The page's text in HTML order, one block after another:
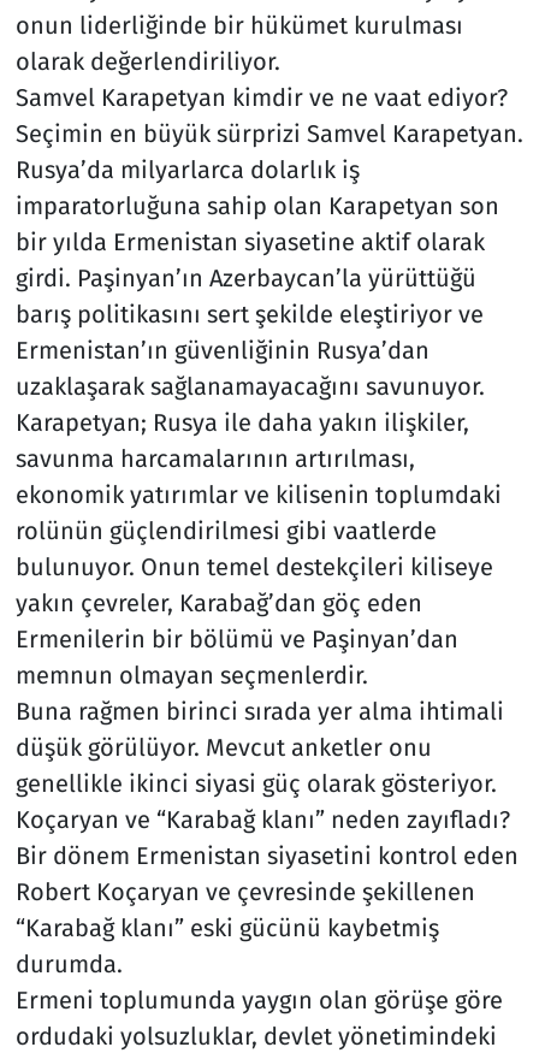
onun liderliğinde bir hükümet kurulması
olarak değerlendiriliyor.
Samvel Karapetyan kimdir ve ne vaat ediyor?
Seçimin en büyük sürprizi Samvel Karapetyan.
Rusya’da milyarlarca dolarlık iş
imparatorluğuna sahip olan Karapetyan son
bir yılda Ermenistan siyasetine aktif olarak
girdi. Paşinyan’ın Azerbaycan’la yürüttüğü
barış politikasını sert şekilde eleştiriyor ve
Ermenistan’ın güvenliğinin Rusya’dan
uzaklaşarak sağlanamayacağını savunuyor.
Karapetyan; Rusya ile daha yakın ilişkiler,
savunma harcamalarının artırılması,
ekonomik yatırımlar ve kilisenin toplumdaki
rolünün güçlendirilmesi gibi vaatlerde
bulunuyor. Onun temel destekçileri kiliseye
yakın çevreler, Karabağ’dan göç eden
Ermenilerin bir bölümü ve Paşinyan’dan
memnun olmayan seçmenlerdir.
Buna rağmen birinci sırada yer alma ihtimali
düşük görülüyor. Mevcut anketler onu
genellikle ikinci siyasi güç olarak gösteriyor.
Koçaryan ve “Karabağ klanı” neden zayıfladı?
Bir dönem Ermenistan siyasetini kontrol eden
Robert Koçaryan ve çevresinde şekillenen
“Karabağ klanı” eski gücünü kaybetmiş
durumda.
Ermeni toplumunda yaygın olan görüşe göre
ordudaki yolsuzluklar, devlet yönetimindeki